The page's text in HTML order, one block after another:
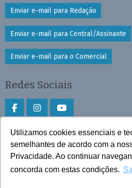
Utilizamos cookies essenciais e
semelhantes de acordo com a
Privacidade. Ao continuar
concorda com estas condições.
Enviar e-mail para Redação
Enviar e-mail para Central/Assinante
Enviar e-mail para o Comercial
Redes Sociais
Faça download do aplicativo
Play Store e App Store